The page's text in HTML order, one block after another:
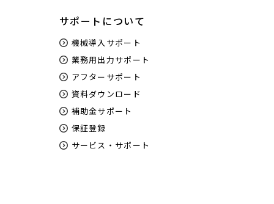
サポートについて
機械導入サポート
業務用出力サポート
アフターサポート
資料ダウンロード
補助金サポート
保証登録
サービス・サポート